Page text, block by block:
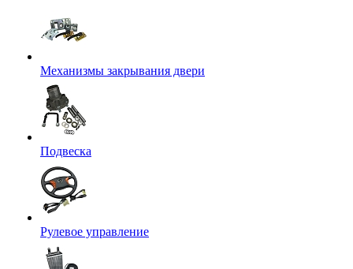
Механизмы закрывания двери
Подвеска
Рулевое управление